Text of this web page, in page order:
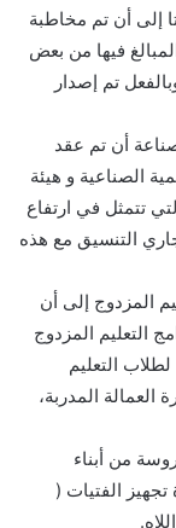
إلى أن تم مخاطبة
فيها من بعض
تم إصدار
أن تم عقد
الصناعية و هيئة
تتمثل في ارتفاع
التنسيق مع هذه
المزدوج إلى أن
ضمن برامج التعليم المزدوج
التعليم
المدربة،
الجمعية العمومية تم تسلم 30 عروسة من أبناء
الفتيات (